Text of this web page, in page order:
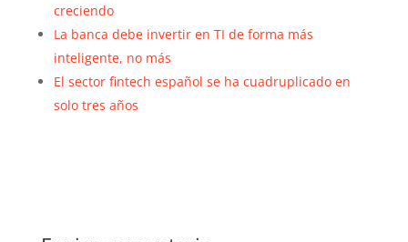
creciendo
La banca debe invertir en TI de forma más
inteligente, no más
El sector fintech español se ha cuadruplicado en
solo tres años